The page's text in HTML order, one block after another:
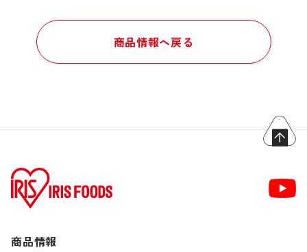
商品情報へ戻る
商品情報